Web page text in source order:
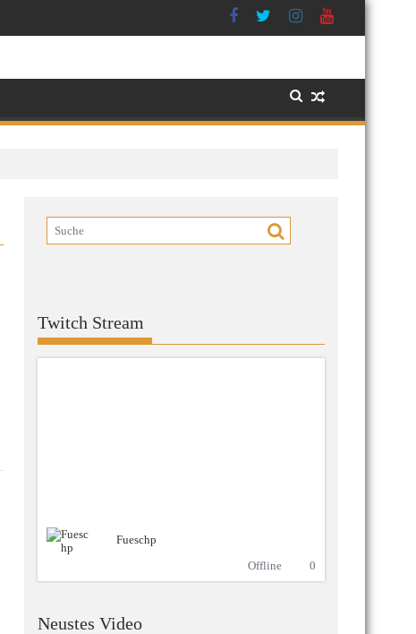
Twitch Stream
Fueschp
Offline
0
Neustes Video